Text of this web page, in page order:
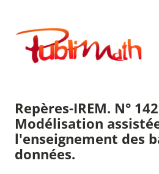
contenu
Publimath
Repères-IREM. N°
Modélisation
l'enseignement des
données.